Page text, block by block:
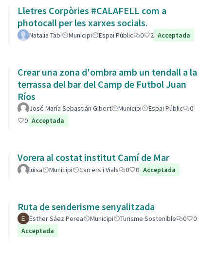
Lletres Corpòries #CALAFELL com a
photocall per les xarxes socials.
Natalia Tabi Municipi Espai Públic 0 2 Acceptada
Crear una zona d'ombra amb un tendall a la
terrassa del bar del Camp de Futbol Juan
Ríos
José María Sebastián Gibert Municipi Espai Públic
0
0 Acceptada
Vorera al costat institut Camí de Mar
luisa Municipi Carrers i Vials 0 0 Acceptada
Ruta de senderisme senyalitzada
Esther Sáez Perea Municipi Turisme Sostenible 0
0
Acceptada